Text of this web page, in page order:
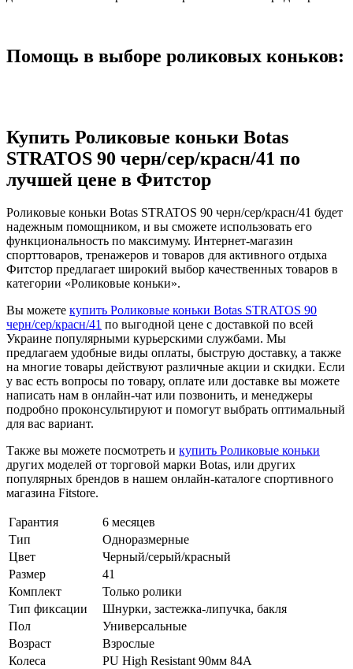
Помощь в выборе роликовых коньков:
Купить Роликовые коньки Botas
STRATOS 90 черн/сер/красн/41 по
лучшей цене в Фитстор
Роликовые коньки Botas STRATOS 90 черн/сер/красн/41 будет
надежным помощником, и вы сможете использовать его
функциональность по максимуму. Интернет-магазин
спорттоваров, тренажеров и товаров для активного отдыха
Фитстор предлагает широкий выбор качественных товаров в
категории «Роликовые коньки».
Вы можете купить Роликовые коньки Botas STRATOS 90
черн/сер/красн/41 по выгодной цене с доставкой по всей
Украине популярными курьерскими службами. Мы
предлагаем удобные виды оплаты, быструю доставку, а также
на многие товары действуют различные акции и скидки. Если
у вас есть вопросы по товару, оплате или доставке вы можете
написать нам в онлайн-чат или позвонить, и менеджеры
подробно проконсультируют и помогут выбрать оптимальный
для вас вариант.
Также вы можете посмотреть и купить Роликовые коньки
других моделей от торговой марки Botas, или других
популярных брендов в нашем онлайн-каталоге спортивного
магазина Fitstore.
Гарантия
6 месяцев
Тип
Одноразмерные
Цвет
Черный/серый/красный
Размер
41
Комплект
Только ролики
Тип фиксации
Шнурки, застежка-липучка, бакля
Пол
Универсальные
Возраст
Взрослые
Колеса
PU High Resistant 90мм 84А